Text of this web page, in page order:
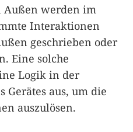
werden im
Interaktionen
geschrieben oder
Eine solche
Logik in der
Gerätes aus, um die
auszulösen.